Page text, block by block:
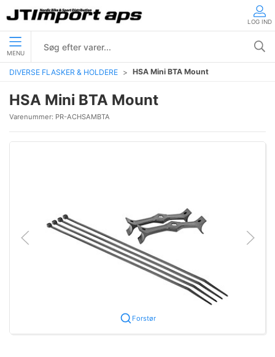
LOG IND
MENU
DIVERSE FLASKER & HOLDERE HSA Mini BTA Mount
HSA Mini BTA Mount
Varenummer: PR-ACHSAMBTA
Forstør